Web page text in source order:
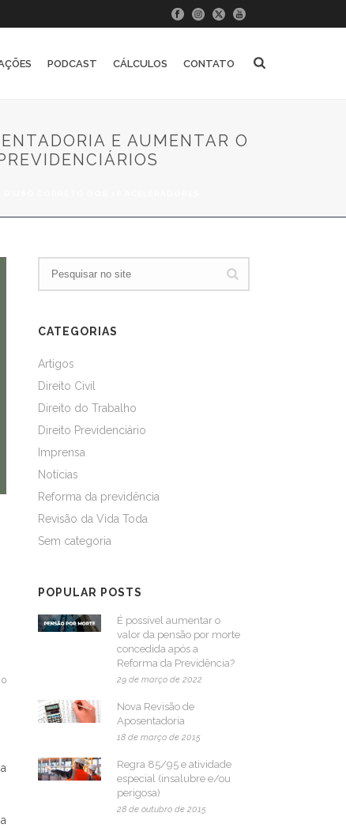
PODCAST CÁLCULOS CONTATO
E AUMENTAR O
0
CATEGORIAS
Artigos
Direito Civil
Direito do Trabalho
Direito Previdenciário
Imprensa
Notícias
Reforma da previdência
Revisão da Vida Toda
Sem categoria
POPULAR POSTS
É possível aumentar o
valor da pensão por morte
concedida após a
Reforma da Previdência?
29 de março de 2022
Nova Revisão de
Aposentadoria
18 de março de 2015
Regra 85/95 e atividade
especial (insalubre e/ou
perigosa)
28 de outubro de 2015